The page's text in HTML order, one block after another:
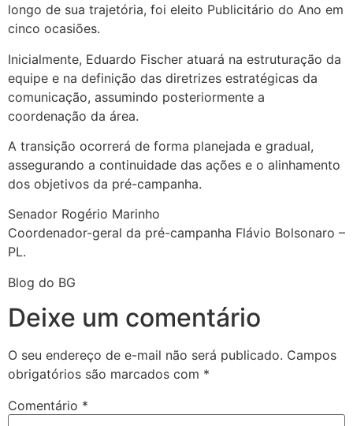
longo de sua trajetória, foi eleito Publicitário do Ano em
cinco ocasiões.
Inicialmente, Eduardo Fischer atuará na estruturação da
equipe e na definição das diretrizes estratégicas da
comunicação, assumindo posteriormente a
coordenação da área.
A transição ocorrerá de forma planejada e gradual,
assegurando a continuidade das ações e o alinhamento
dos objetivos da pré-campanha.
Senador Rogério Marinho
Coordenador-geral da pré-campanha Flávio Bolsonaro –
PL.
Blog do BG
Deixe um comentário
O seu endereço de e-mail não será publicado. Campos
obrigatórios são marcados com *
Comentário *